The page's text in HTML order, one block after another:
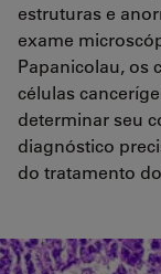
estruturas e
exame
Papanicolau, os
células
determinar seu
diagnóstico
do tratamento